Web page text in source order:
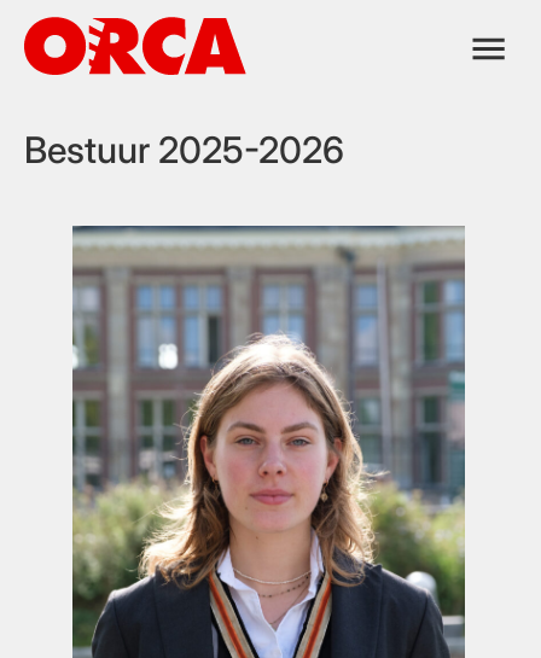
naar
Bestuur 2025-2026